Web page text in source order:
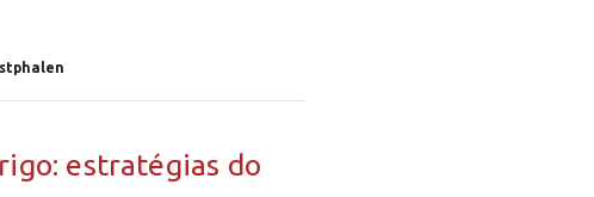
estratégias do